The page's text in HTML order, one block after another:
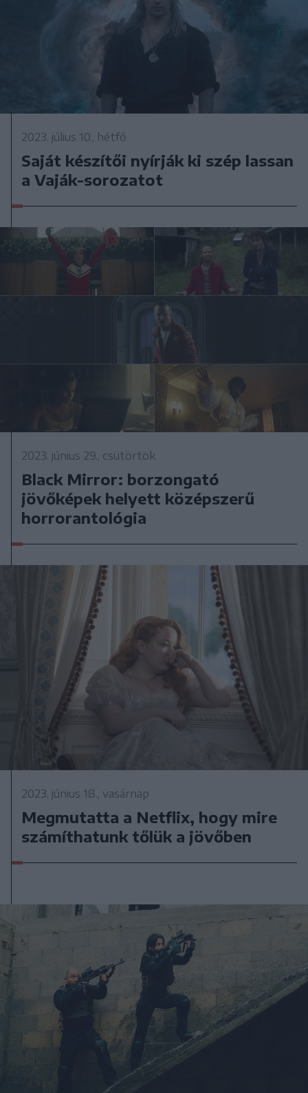
2023. július 10., hétfő
Saját készítői nyírják ki szép lassan
a Vaják-sorozatot
2023. június 29., csütörtök
Black Mirror: borzongató
jövőképek helyett középszerű
horrorantológia
2023. június 18., vasárnap
Megmutatta a Netflix, hogy mire
számíthatunk tőlük a jövőben